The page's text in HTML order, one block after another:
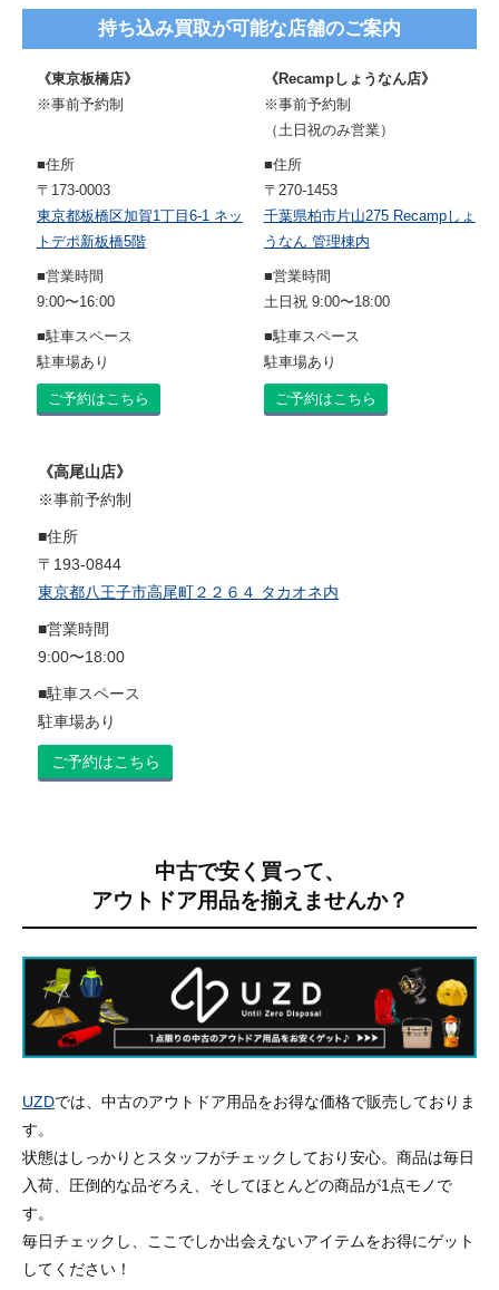
持ち込み買取が可能な店舗のご案内
《東京板橋店》
※事前予約制
■住所
〒173-0003
東京都板橋区加賀1丁目6-1 ネッ
トデポ新板橋5階
■営業時間
9:00〜16:00
■駐車スペース
駐車場あり
ご予約はこちら
《Recampしょうなん店》
※事前予約制
（土日祝のみ営業）
■住所
〒270-1453
千葉県柏市片山275 Recampしょ
うなん 管理棟内
■営業時間
土日祝 9:00〜18:00
■駐車スペース
駐車場あり
ご予約はこちら
《高尾山店》
※事前予約制
■住所
〒193-0844
東京都八王子市高尾町２２６４ タカオネ内
■営業時間
9:00〜18:00
■駐車スペース
駐車場あり
ご予約はこちら
中古で安く買って、
アウトドア用品を揃えませんか？
UZDでは、中古のアウトドア用品をお得な価格で販売しておりま
す。
状態はしっかりとスタッフがチェックしており安心。商品は毎日
入荷、圧倒的な品ぞろえ、そしてほとんどの商品が1点モノで
す。
毎日チェックし、ここでしか出会えないアイテムをお得にゲット
してください！